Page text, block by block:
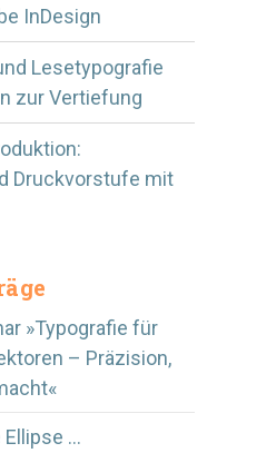
InDesign
Lesetypografie
zur Vertiefung
Druckvorstufe mit
»Typografie für
– Präzision,
Ellipse …